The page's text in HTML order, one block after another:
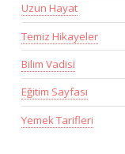
Uzun Hayat
Temiz Hikayeler
Bilim Vadisi
Eğitim Sayfası
Yemek Tarifleri